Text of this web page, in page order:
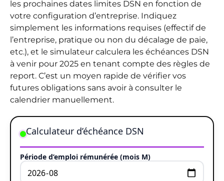
les prochaines dates limites DSN en fonction de
votre configuration d’entreprise. Indiquez
simplement les informations requises (effectif de
l’entreprise, pratique ou non du décalage de paie,
etc.), et le simulateur calculera les échéances DSN
à venir pour 2025 en tenant compte des règles de
report. C’est un moyen rapide de vérifier vos
futures obligations sans avoir à consulter le
calendrier manuellement.
Calculateur d’échéance DSN
Période d’emploi rémunérée (mois M)